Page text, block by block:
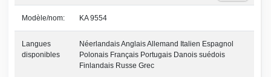
Modèle/nom: KA 9554
Langues
disponibles
Néerlandais Anglais Allemand Italien Espagnol
Polonais Français Portugais Danois suédois
Finlandais Russe Grec